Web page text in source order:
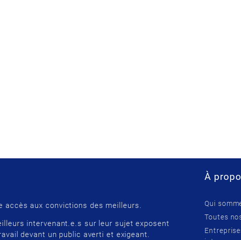
accès aux convictions des meilleurs.
intervenant.e.s sur leur sujet exposent
devant un public averti et exigeant.
À
Qui
Toutes